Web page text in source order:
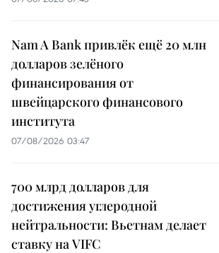
Nam A Bank привлёк ещё 20 млн
долларов зелёного
финансирования от
швейцарского финансового
института
07/08/2026 03:47
700 млрд долларов для
достижения углеродной
нейтральности: Вьетнам делает
ставку на VIFC